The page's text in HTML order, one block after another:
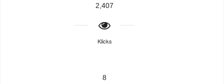
2,407
Klicks
8